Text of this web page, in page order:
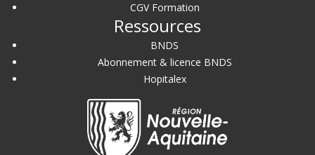
CGV Formation
Ressources
BNDS
Abonnement & licence BNDS
Hopitalex